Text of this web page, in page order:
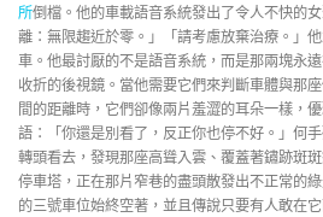
所倒檔。他的車載語音系統發出了令人不快的
離：無限趨近於零。」「請考慮放棄治療。」
車。他最討厭的不是語音系統，而是那兩塊永
收折的後視鏡。當他需要它們來判斷車體與那
間的距離時，它們卻像兩片羞澀的耳朵一樣，
語：「你還是別看了，反正你也停不好。」何
轉頭看去，發現那座高聳入雲、覆蓋著鏽跡斑
停車塔，正在那片窄巷的盡頭散發出不正常的
的三號車位始終空著，並且傳說只要有人敢在